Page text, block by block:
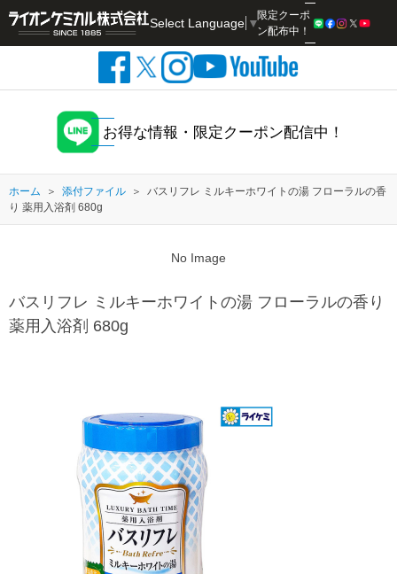
Select Language ▼
限定クーポ
ン配布中！
お得な情報・限定クーポン配信中！
ホーム 添付ファイル
バスリフレ ミルキーホワイトの湯 フローラルの香
り 薬用入浴剤 680g
No Image
バスリフレ ミルキーホワイトの湯 フローラルの香り
薬用入浴剤 680g
検索